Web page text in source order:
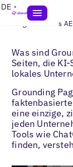
DE
Blogs> Lokales
Was sind
Seiten, die
lokales
Grounding
eine einzige,
jeden
Tools wie
finden,